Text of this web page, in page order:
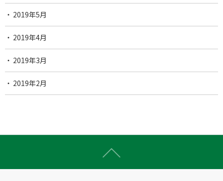
2019年5月
2019年4月
2019年3月
2019年2月